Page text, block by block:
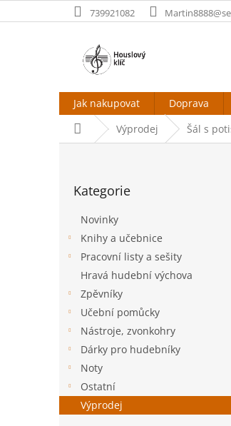
na
739921082
Jak nakupovat Doprava
Domů Výprodej Šál s
kategorie
Kategorie
Novinky
Knihy a učebnice
Pracovní listy a sešity
Hravá hudební výchova
Zpěvníky
Učební pomůcky
Nástroje, zvonkohry
Dárky pro hudebníky
Noty
Ostatní
Výprodej